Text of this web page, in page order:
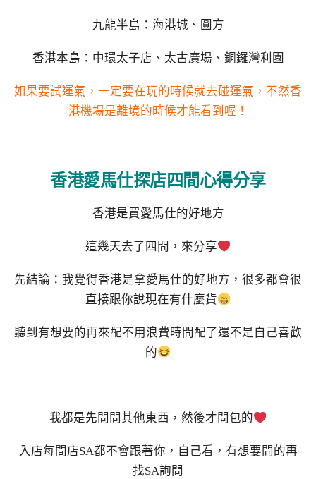
九龍半島：海港城、圓方
香港本島：中環太子店、太古廣場、銅鑼灣利園
如果要試運氣，一定要在玩的時候就去碰運氣，不然香
港機場是離境的時候才能看到喔！
香港愛馬仕探店四間心得分享
香港是買愛馬仕的好地方
這幾天去了四間，來分享
先結論：我覺得香港是拿愛馬仕的好地方，很多都會很
直接跟你說現在有什麼貨
聽到有想要的再來配不用浪費時間配了還不是自己喜歡
的
我都是先問問其他東西，然後才問包的
入店每間店SA都不會跟著你，自己看，有想要問的再
找SA詢問